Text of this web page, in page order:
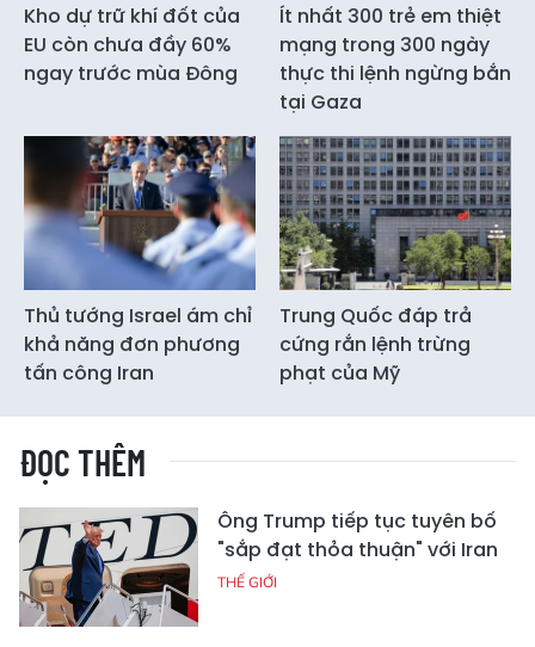
Kho dự trữ khí đốt của
EU còn chưa đầy 60%
ngay trước mùa Đông
Ít nhất 300 trẻ em thiệt
mạng trong 300 ngày
thực thi lệnh ngừng bắn
tại Gaza
Thủ tướng Israel ám chỉ
khả năng đơn phương
tấn công Iran
Trung Quốc đáp trả
cứng rắn lệnh trừng
phạt của Mỹ
ĐỌC THÊM
Ông Trump tiếp tục tuyên bố
"sắp đạt thỏa thuận" với Iran
THẾ GIỚI